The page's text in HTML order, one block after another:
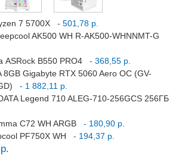
7 5700X
- 501,78 р.
AK500 WH R-AK500-WHNNMT-G
ASRock B550 PRO4
- 368,55 р.
8GB Gigabyte RTX 5060 Aero OC (GV-
- 1 882,11 р.
Legend 710 ALEG-710-256GCS 256ГБ
C72 WH ARGB
- 180,90 р.
PF750X WH
- 194,37 р.